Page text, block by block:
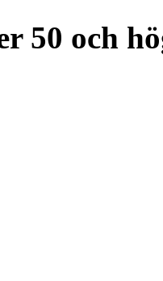
50 och